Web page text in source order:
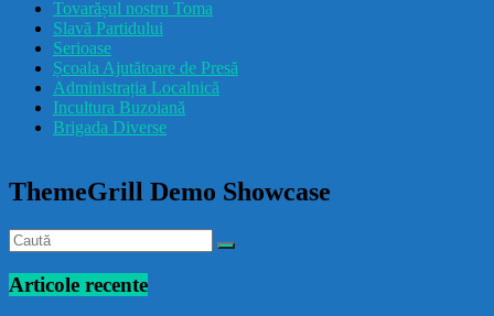
drăcușorulbuzoian
Tovarășul nostru Toma
Slavă Partidului
Serioase
Școala Ajutătoare de Presă
Administrația Localnică
Incultura Buzoiană
Brigada Diverse
ThemeGrill Demo Showcase
Articole recente